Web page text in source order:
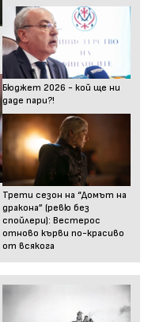
Бюджет 2026 - кой ще ни
даде пари?!
Трети сезон на “Домът на
дракона” (ревю без
спойлери): Вестерос
отново кърви по-красиво
от всякога